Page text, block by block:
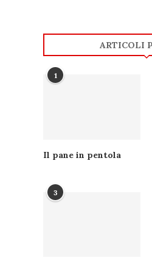
ARTICOLI
1
Il pane in pentola
3